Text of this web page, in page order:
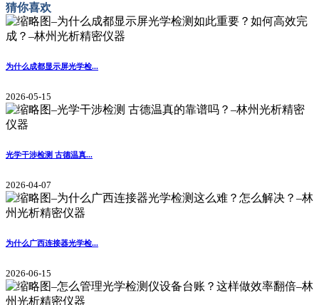
猜你喜欢
为什么成都显示屏光学检...
2026-05-15
光学干涉检测 古德温真...
2026-04-07
为什么广西连接器光学检...
2026-06-15